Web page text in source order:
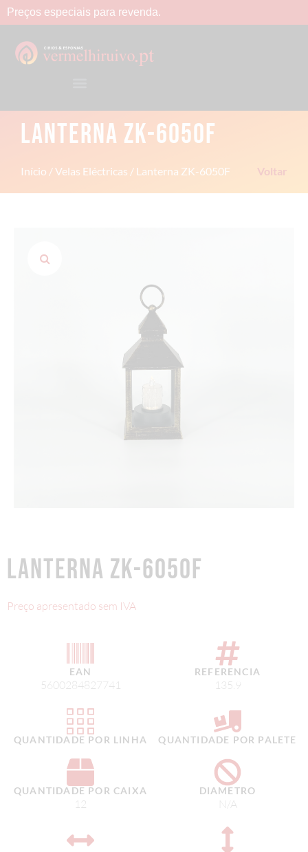
Preços especiais para revenda.
LANTERNA ZK-6050F
Início /Velas Eléctricas / Lanterna ZK-6050F Voltar
LANTERNA ZK-6050F
Preço apresentado sem IVA
EAN
5600284827741
QUANTIDADE POR LINHA
QUANTIDADE POR CAIXA
12
REFERENCIA
135.9
QUANTIDADE POR PALETE
DIAMETRO
N/A